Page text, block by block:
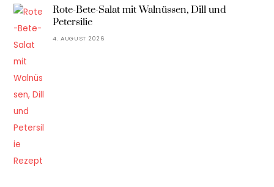
Rote-Bete-Salat mit Walnüssen, Dill und
Petersilie
4. AUGUST 2026